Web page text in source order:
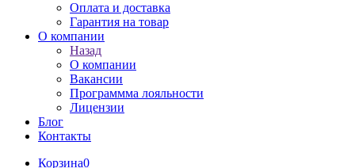
Оплата и доставка
Гарантия на товар
О компании
Назад
О компании
Вакансии
Программма лояльности
Лицензии
Блог
Контакты
Корзина0